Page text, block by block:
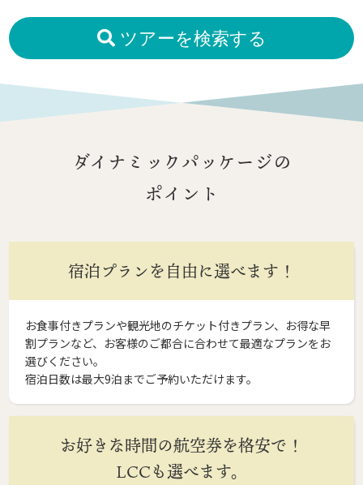
ツアーを検索する
ダイナミックパッケージの
ポイント
宿泊プランを自由に選べます！
お食事付きプランや観光地のチケット付きプラン、お得な早
割プランなど、お客様のご都合に合わせて最適なプランをお
選びください。
宿泊日数は最大9泊までご予約いただけます。
お好きな時間の航空券を格安で！
LCCも選べます。